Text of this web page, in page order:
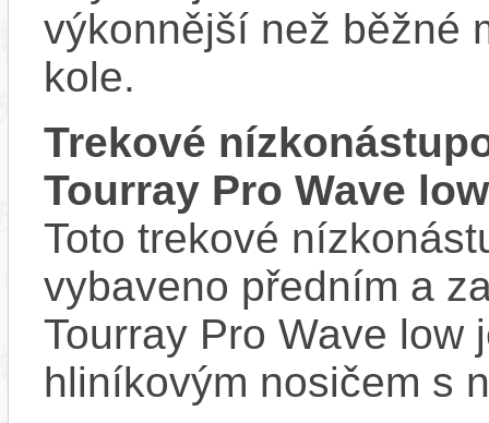
výkonnější než běžné
kole.
Trekové
Tourray Pro Wave
Toto trekové
vybaveno předním a
Tourray Pro Wave low
hliníkovým nosičem s